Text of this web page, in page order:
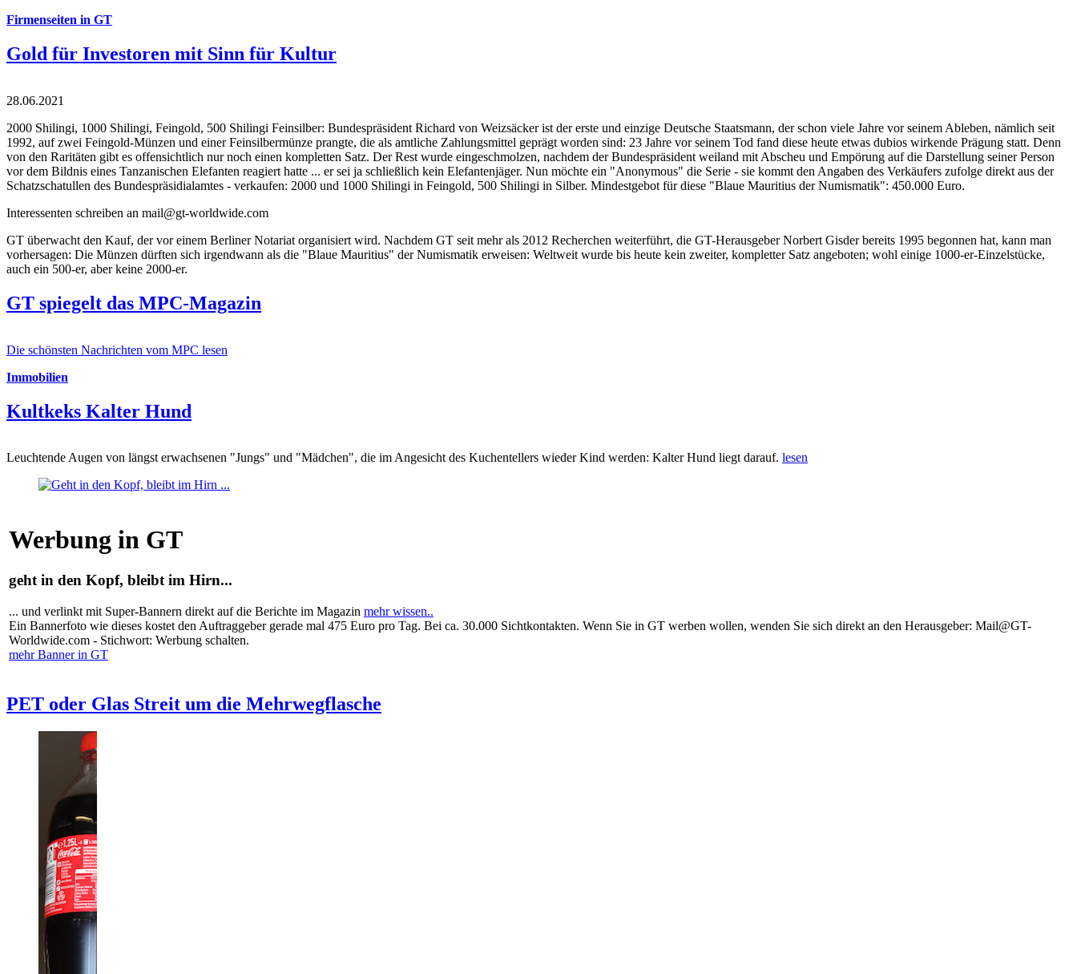
Firmenseiten in GT
Gold für Investoren mit Sinn für Kultur
28.06.2021
2000 Shilingi, 1000 Shilingi, Feingold, 500 Shilingi Feinsilber: Bundespräsident Richard von Weizsäcker ist der erste und einzige Deutsche Staatsmann, der schon viele Jahre vor seinem Ableben, nämlich seit
1992, auf zwei Feingold-Münzen und einer Feinsilbermünze prangte, die als amtliche Zahlungsmittel geprägt worden sind: 23 Jahre vor seinem Tod fand diese heute etwas dubios wirkende Prägung statt. Denn
von den Raritäten gibt es offensichtlich nur noch einen kompletten Satz. Der Rest wurde eingeschmolzen, nachdem der Bundespräsident weiland mit Abscheu und Empörung auf die Darstellung seiner Person
vor dem Bildnis eines Tanzanischen Elefanten reagiert hatte ... er sei ja schließlich kein Elefantenjäger. Nun möchte ein "Anonymous" die Serie - sie kommt den Angaben des Verkäufers zufolge direkt aus der
Schatzschatullen des Bundespräsidialamtes - verkaufen: 2000 und 1000 Shilingi in Feingold, 500 Shilingi in Silber. Mindestgebot für diese "Blaue Mauritius der Numismatik": 450.000 Euro.
Interessenten schreiben an mail@gt-worldwide.com
GT überwacht den Kauf, der vor einem Berliner Notariat organisiert wird. Nachdem GT seit mehr als 2012 Recherchen weiterführt, die GT-Herausgeber Norbert Gisder bereits 1995 begonnen hat, kann man
vorhersagen: Die Münzen dürften sich irgendwann als die "Blaue Mauritius" der Numismatik erweisen: Weltweit wurde bis heute kein zweiter, kompletter Satz angeboten; wohl einige 1000-er-Einzelstücke,
auch ein 500-er, aber keine 2000-er.
GT spiegelt das MPC-Magazin
Die schönsten Nachrichten vom MPC lesen
Immobilien
Kultkeks Kalter Hund
Leuchtende Augen von längst erwachsenen "Jungs" und "Mädchen", die im Angesicht des Kuchentellers wieder Kind werden: Kalter Hund liegt darauf. lesen
Werbung in GT
geht in den Kopf, bleibt im Hirn...
... und verlinkt mit Super-Bannern direkt auf die Berichte im Magazin mehr wissen..
Ein Bannerfoto wie dieses kostet den Auftraggeber gerade mal 475 Euro pro Tag. Bei ca. 30.000 Sichtkontakten. Wenn Sie in GT werben wollen, wenden Sie sich direkt an den Herausgeber: Mail@GT-
Worldwide.com - Stichwort: Werbung schalten.
mehr Banner in GT
PET oder Glas Streit um die Mehrwegflasche